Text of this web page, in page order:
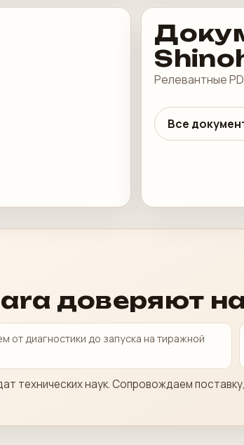
Релевантные
Все
доверяют
от диагностики до запуска на тиражной
технических наук. Сопровождаем